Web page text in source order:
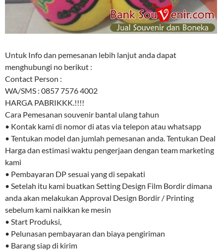
Untuk Info dan pemesanan lebih lanjut anda dapat
menghubungi no berikut :
Contact Person :
WA/SMS : 0857 7576 4002
HARGA PABRIKKK.!!!!
Cara Pemesanan souvenir bantal ulang tahun
• Kontak kami di nomor di atas via telepon atau whatsapp
• Tentukan model dan jumlah pemesanan anda. Tentukan Deal
Harga dan estimasi waktu pengerjaan dengan team marketing
kami
• Pembayaran DP sesuai yang di sepakati
• Setelah itu kami buatkan Setting Design Film Bordir dimana
anda akan melakukan Approval Design Bordir / Printing
sebelum kami naikkan ke mesin
• Start Produksi,
• Pelunasan pembayaran dan biaya pengiriman
• Barang siap di kirim